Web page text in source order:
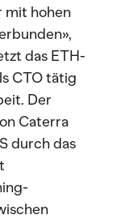
mit hohen
das ETH-
CTO tätig
Der
Caterra
durch das